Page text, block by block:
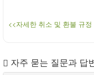
<<자세한 취소 및 환불 규정
자주 묻는 질문과 답